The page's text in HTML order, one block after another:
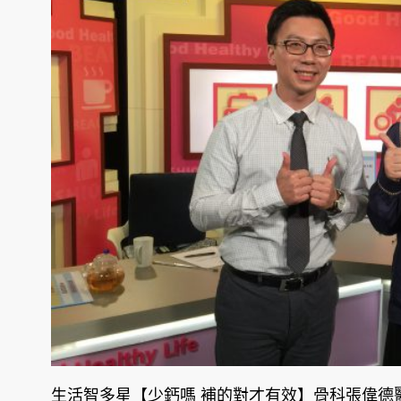
生活智多星【少鈣嗎 補的對才有效】骨科張偉德